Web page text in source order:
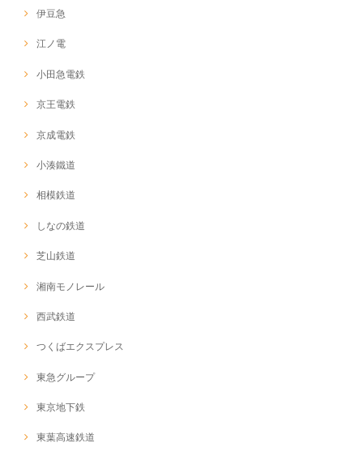
伊豆急
江ノ電
小田急電鉄
京王電鉄
京成電鉄
小湊鐵道
相模鉄道
しなの鉄道
芝山鉄道
湘南モノレール
西武鉄道
つくばエクスプレス
東急グループ
東京地下鉄
東葉高速鉄道